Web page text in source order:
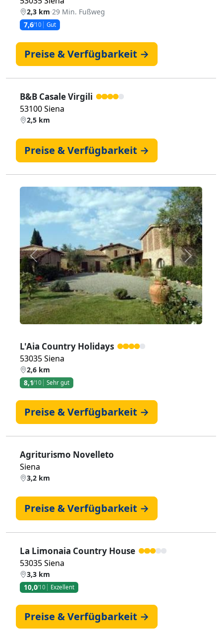
2,3 km·29 Min. Fußweg
7,6/10 Gut
Preise & Verfügbarkeit →
B&B Casale Virgili
53100 Siena
2,5 km
Preise & Verfügbarkeit →
Zurück Weiter
L'Aia Country Holidays
53035 Siena
2,6 km
8,1/10 Sehr gut
Preise & Verfügbarkeit →
Agriturismo Novelleto
Siena
3,2 km
Preise & Verfügbarkeit →
La Limonaia Country House
53035 Siena
3,3 km
10,0/10 Exzellent
Preise & Verfügbarkeit →